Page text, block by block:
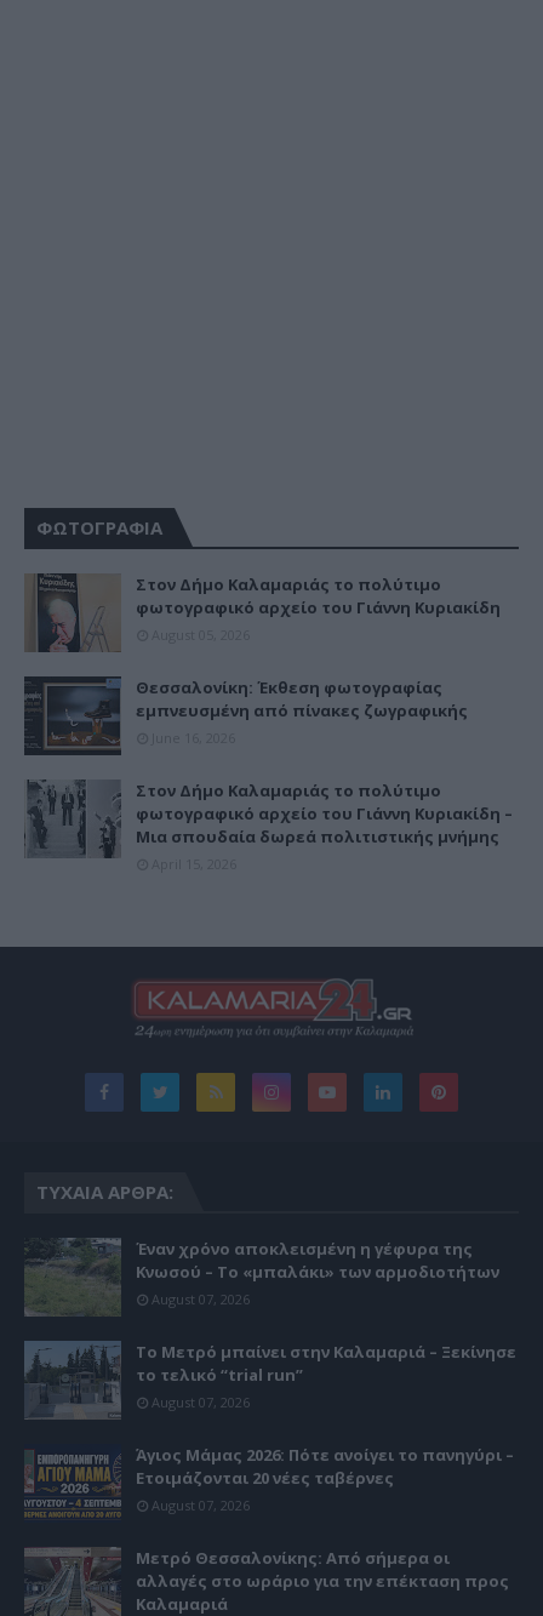
ΦΩΤΟΓΡΑΦΙΑ
Στον Δήμο Καλαμαριάς το πολύτιμο
φωτογραφικό αρχείο του Γιάννη Κυριακίδη
Θεσσαλονίκη: Έκθεση φωτογραφίας
εμπνευσμένη από πίνακες ζωγραφικής
Στον Δήμο Καλαμαριάς το πολύτιμο
φωτογραφικό αρχείο του Γιάννη Κυριακίδη –
Μια σπουδαία δωρεά πολιτιστικής μνήμης
ΤΥΧΑΊΑ ΆΡΘΡΑ:
Έναν χρόνο αποκλεισμένη η γέφυρα της
Κνωσού – Το «μπαλάκι» των αρμοδιοτήτων
August 07, 2026
Το Μετρό μπαίνει στην Καλαμαριά – Ξεκίνησε
το τελικό “trial run”
August 07, 2026
Άγιος Μάμας 2026: Πότε ανοίγει το πανηγύρι –
Ετοιμάζονται 20 νέες ταβέρνες
August 07, 2026
Μετρό Θεσσαλονίκης: Από σήμερα οι
αλλαγές στο ωράριο για την επέκταση προς
Καλαμαριά